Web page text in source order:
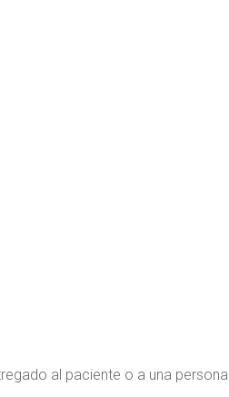
al paciente o a una